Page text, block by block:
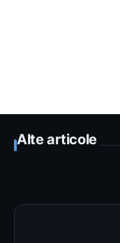
Alte articole